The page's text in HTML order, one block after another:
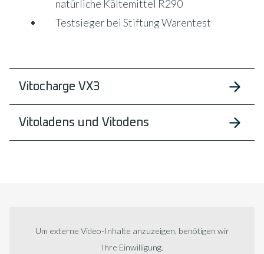
natürliche Kältemittel R290
Testsieger bei Stiftung Warentest
Vitocharge VX3
Vitoladens und Vitodens
Um externe Video-Inhalte anzuzeigen, benötigen wir
Ihre Einwilligung.